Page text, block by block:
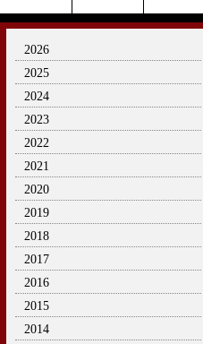
2026
2025
2024
2023
2022
2021
2020
2019
2018
2017
2016
2015
2014